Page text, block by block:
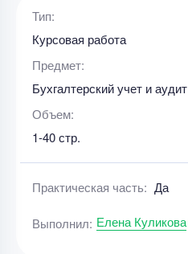
Тип:
Курсовая работа
Предмет:
Бухгалтерский учет и аудит
Объем:
1-40 стр.
Практическая часть: Да
Выполнил: Елена Куликова